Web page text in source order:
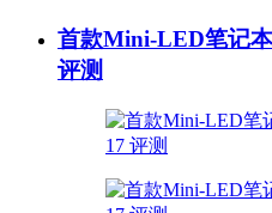
首款Mini-LED笔记
评测